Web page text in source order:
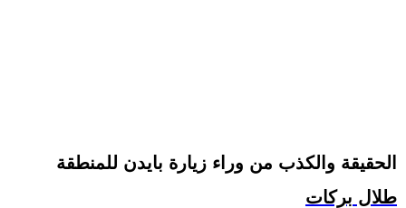
الحقيقة والكذب من وراء زيارة بايدن للمنطقة
طلال بركات